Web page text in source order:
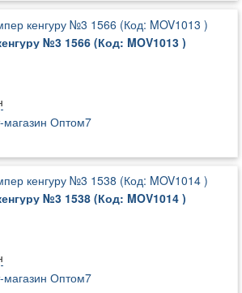
№3 1566 (Код: MOV1013 )
магазин Оптом7
№3 1538 (Код: MOV1014 )
магазин Оптом7